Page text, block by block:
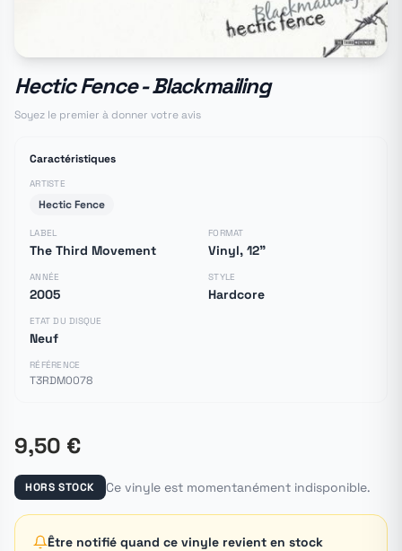
Hectic Fence - Blackmailing
Soyez le premier à donner votre avis
Caractéristiques
ARTISTE
Hectic Fence
LABEL
The Third Movement
FORMAT
Vinyl, 12"
ANNÉE
2005
STYLE
Hardcore
ETAT DU DISQUE
Neuf
RÉFÉRENCE
T3RDM0078
9,50 €
HORS STOCK Ce vinyle est momentanément indisponible.
Être notifié quand ce vinyle revient en stock